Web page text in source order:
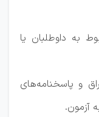
به داوطلبان یا
و پاسخنامه‌های
آزمون.